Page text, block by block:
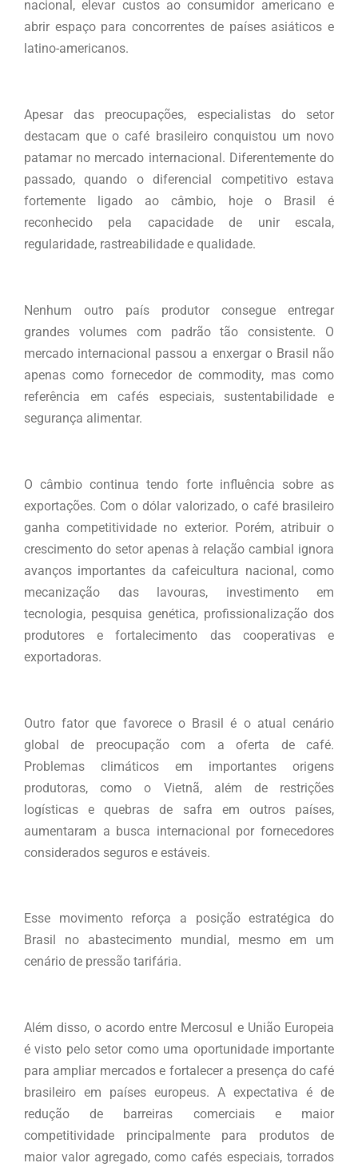
nacional, elevar custos ao consumidor americano e
abrir espaço para concorrentes de países asiáticos e
latino-americanos.
Apesar das preocupações, especialistas do setor
destacam que o café brasileiro conquistou um novo
patamar no mercado internacional. Diferentemente do
passado, quando o diferencial competitivo estava
fortemente ligado ao câmbio, hoje o Brasil é
reconhecido pela capacidade de unir escala,
regularidade, rastreabilidade e qualidade.
Nenhum outro país produtor consegue entregar
grandes volumes com padrão tão consistente. O
mercado internacional passou a enxergar o Brasil não
apenas como fornecedor de commodity, mas como
referência em cafés especiais, sustentabilidade e
segurança alimentar.
O câmbio continua tendo forte influência sobre as
exportações. Com o dólar valorizado, o café brasileiro
ganha competitividade no exterior. Porém, atribuir o
crescimento do setor apenas à relação cambial ignora
avanços importantes da cafeicultura nacional, como
mecanização das lavouras, investimento em
tecnologia, pesquisa genética, profissionalização dos
produtores e fortalecimento das cooperativas e
exportadoras.
Outro fator que favorece o Brasil é o atual cenário
global de preocupação com a oferta de café.
Problemas climáticos em importantes origens
produtoras, como o Vietnã, além de restrições
logísticas e quebras de safra em outros países,
aumentaram a busca internacional por fornecedores
considerados seguros e estáveis.
Esse movimento reforça a posição estratégica do
Brasil no abastecimento mundial, mesmo em um
cenário de pressão tarifária.
Além disso, o acordo entre Mercosul e União Europeia
é visto pelo setor como uma oportunidade importante
para ampliar mercados e fortalecer a presença do café
brasileiro em países europeus. A expectativa é de
redução de barreiras comerciais e maior
competitividade principalmente para produtos de
maior valor agregado, como cafés especiais, torrados